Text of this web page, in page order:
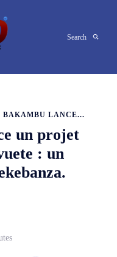
Search
BAKAMBU LANCE...
un projet
: un